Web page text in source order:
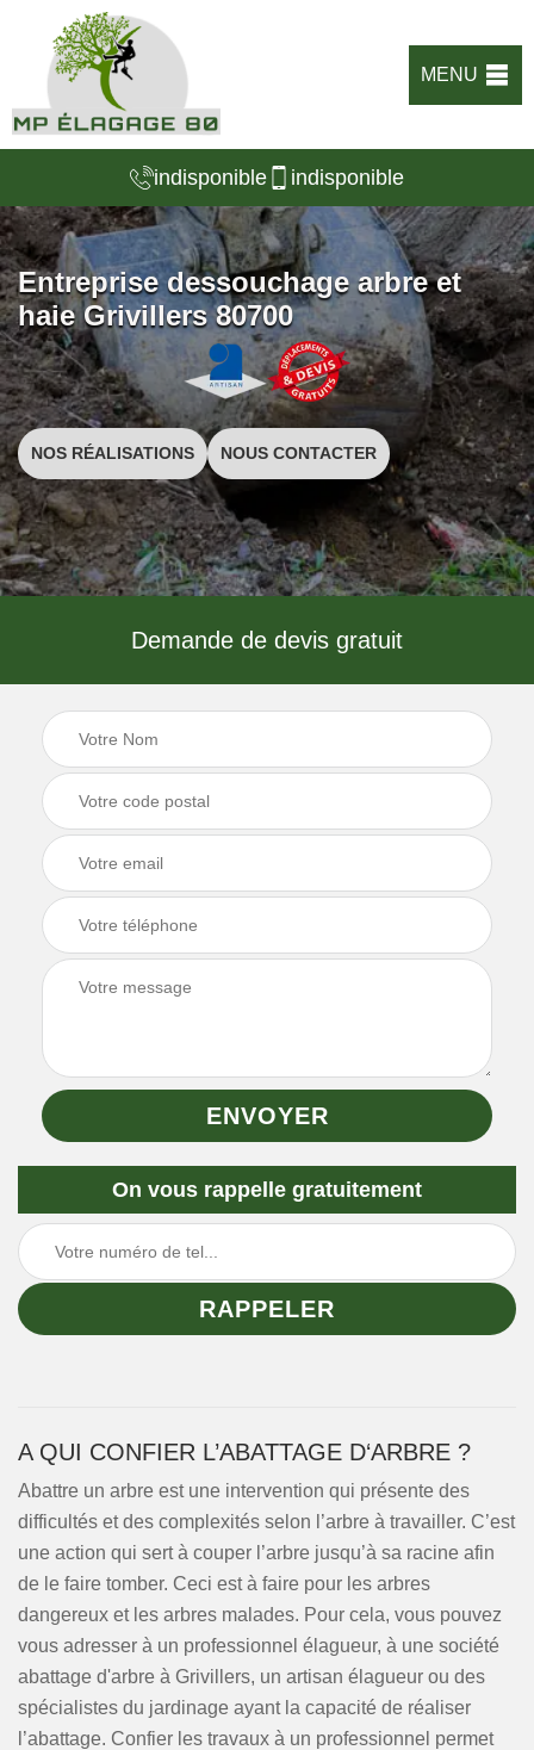
MENU
indisponible indisponible
Entreprise dessouchage arbre et
haie Grivillers 80700
NOS RÉALISATIONS NOUS CONTACTER
Demande de devis gratuit
On vous rappelle gratuitement
A QUI CONFIER L’ABATTAGE D‘ARBRE ?
Abattre un arbre est une intervention qui présente des
difficultés et des complexités selon l’arbre à travailler. C’est
une action qui sert à couper l’arbre jusqu’à sa racine afin
de le faire tomber. Ceci est à faire pour les arbres
dangereux et les arbres malades. Pour cela, vous pouvez
vous adresser à un professionnel élagueur, à une société
abattage d'arbre à Grivillers, un artisan élagueur ou des
spécialistes du jardinage ayant la capacité de réaliser
l’abattage. Confier les travaux à un professionnel permet